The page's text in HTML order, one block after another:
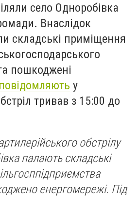
село Одноробівка
Внаслідок
складські приміщення
пошкоджені
повідомляють у
тривав з 15:00 до
обстрілу
палають складські
енергомережі. Під